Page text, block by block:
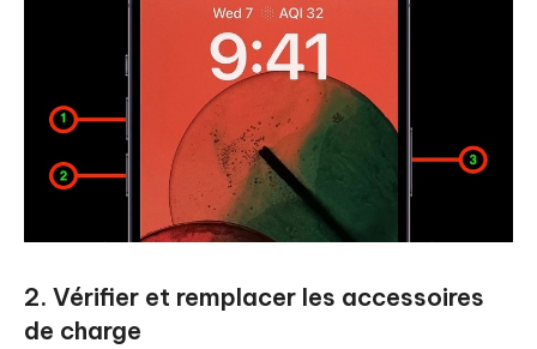
2. Vérifier et remplacer les accessoires
de charge